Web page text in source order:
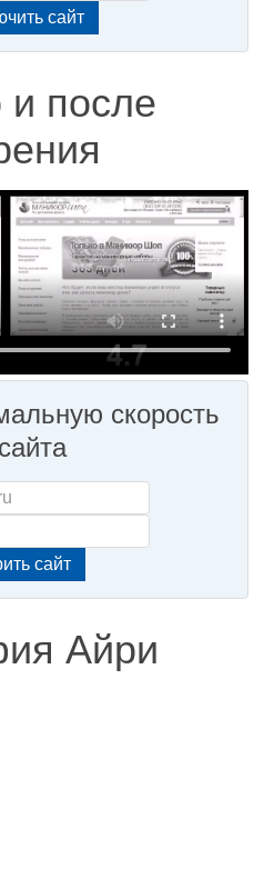
после
скорость
Айри